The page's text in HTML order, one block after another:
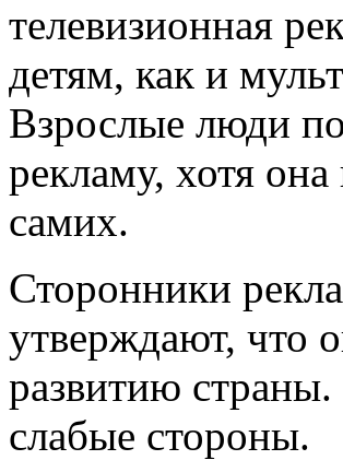
телевизионная
детям, как и
Взрослые люди
рекламу, хотя она
самих.
Сторонники
утверждают, что
развитию страны.
слабые стороны.